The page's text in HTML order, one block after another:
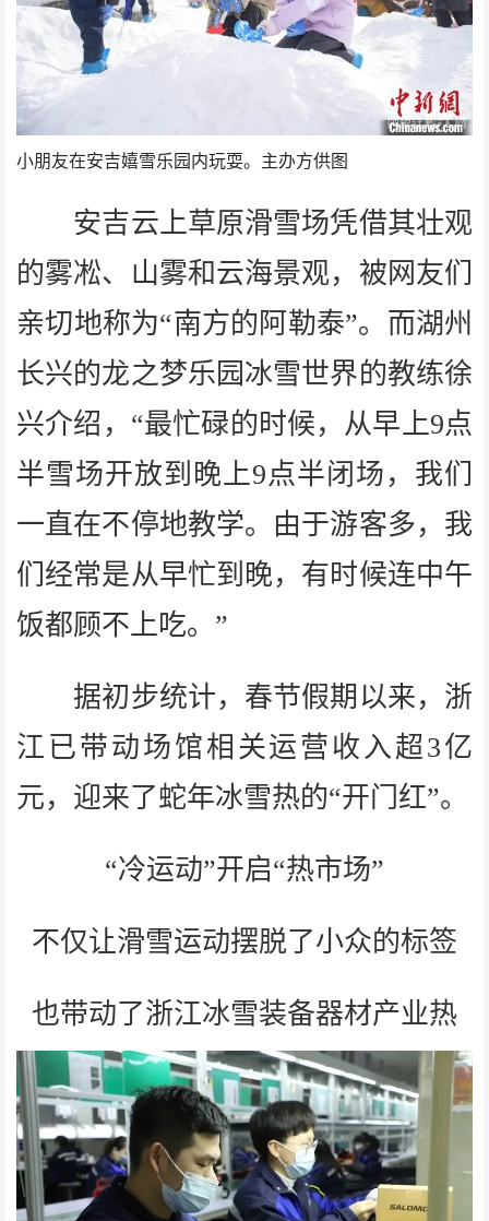
小朋友在安吉嬉雪乐园内玩耍。主办方供图
安吉云上草原滑雪场凭借其壮观
的雾凇、山雾和云海景观，被网友们
亲切地称为“南方的阿勒泰”。而湖州
长兴的龙之梦乐园冰雪世界的教练徐
兴介绍，“最忙碌的时候，从早上9点
半雪场开放到晚上9点半闭场，我们
一直在不停地教学。由于游客多，我
们经常是从早忙到晚，有时候连中午
饭都顾不上吃。”
据初步统计，春节假期以来，浙
江已带动场馆相关运营收入超3亿
元，迎来了蛇年冰雪热的“开门红”。
“冷运动”开启“热市场”
不仅让滑雪运动摆脱了小众的标签
也带动了浙江冰雪装备器材产业热